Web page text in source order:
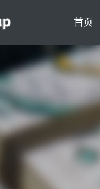
首页